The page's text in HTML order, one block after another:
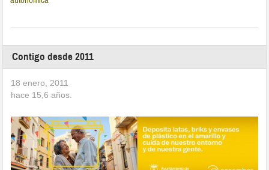
Contigo desde 2011
18 enero, 2011
hace 15,6 años.